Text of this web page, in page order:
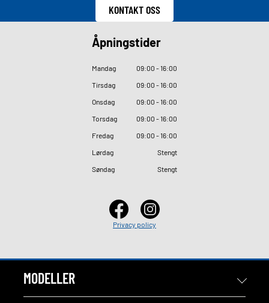
KONTAKT OSS
Åpningstider
Mandag 09:00 - 16:00
Tirsdag
09:00 - 16:00
Onsdag
09:00 - 16:00
Torsdag
09:00 - 16:00
Fredag
09:00 - 16:00
Lørdag
Stengt
Søndag
Stengt
Privacy policy
MODELLER